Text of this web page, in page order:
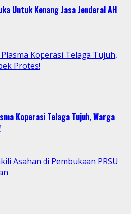
Untuk Kenang Jasa Jenderal AH
Koperasi Telaga Tujuh,
Protes!
Koperasi Telaga Tujuh, Warga
Asahan di Pembukaan PRSU